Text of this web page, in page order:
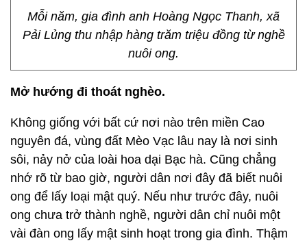
Mỗi năm, gia đình anh Hoàng Ngọc Thanh, xã
Pải Lủng thu nhập hàng trăm triệu đồng từ nghề
nuôi ong.
Mở hướng đi thoát nghèo.
Không giống với bất cứ nơi nào trên miền Cao
nguyên đá, vùng đất Mèo Vạc lâu nay là nơi sinh
sôi, nảy nở của loài hoa dại Bạc hà. Cũng chẳng
nhớ rõ từ bao giờ, người dân nơi đây đã biết nuôi
ong để lấy loại mật quý. Nếu như trước đây, nuôi
ong chưa trở thành nghề, người dân chỉ nuôi một
vài đàn ong lấy mật sinh hoạt trong gia đình. Thậm